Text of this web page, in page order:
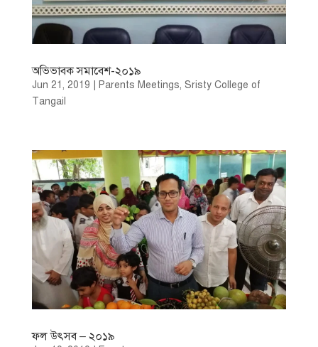
অভিভাবক সমাবেশ-২০১৯
Jun 21, 2019 Parents Meetings, Sristy College of
Tangail
ফল উৎসব – ২০১৯